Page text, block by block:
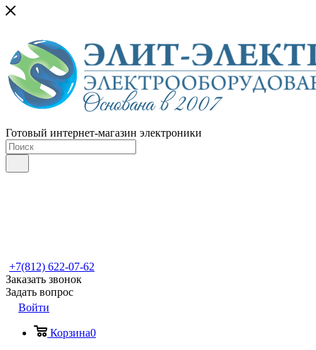
Готовый интернет-магазин электроники
+7(812) 622-07-62
Заказать звонок
Задать вопрос
Войти
Корзина0